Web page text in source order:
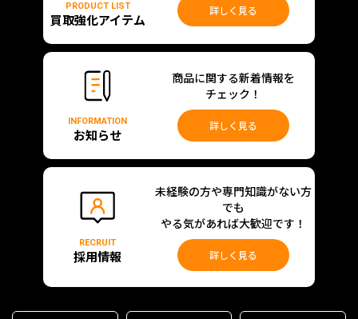
PRODUCT LIST
買取強化アイテム
詳しく見る
INFORMATION
お知らせ
商品に関する新着情報を
チェック！
詳しく見る
RECRUIT
採用情報
未経験の方や専門知識がない方
でも
やる気があれば大歓迎です！
詳しく見る